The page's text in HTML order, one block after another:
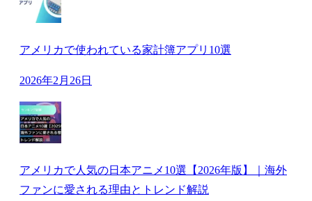
アメリカで使われている家計簿アプリ10選
2026年2月26日
アメリカで人気の日本アニメ10選【2026年版】｜海外
ファンに愛される理由とトレンド解説